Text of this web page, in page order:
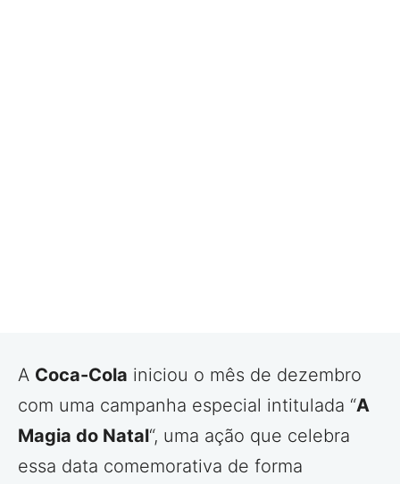
A Coca-Cola iniciou o mês de dezembro
com uma campanha especial intitulada “A
Magia do Natal“, uma ação que celebra
essa data comemorativa de forma